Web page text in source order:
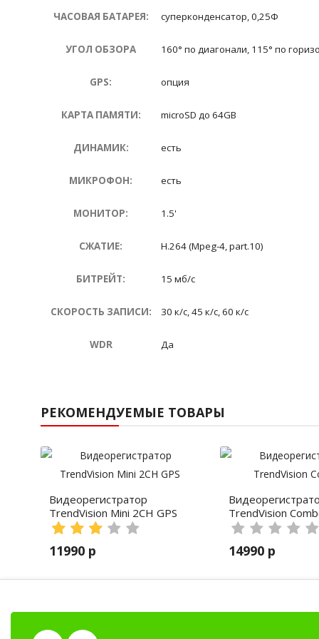
ЧАСОВАЯ БАТАРЕЯ: суперконденсатор, 0,25Ф
УГОЛ ОБЗОРА 160° по диагонали, 115° по
GPS: опция
КАРТА ПАМЯТИ: microSD до 64GB
ДИНАМИК: есть
МИКРОФОН: есть
МОНИТОР: 1.5'
СЖАТИЕ: H.264 (Mpeg-4, part.10)
БИТРЕЙТ: 15 мб/с
СКОРОСТЬ ЗАПИСИ: 30 к/с, 45 к/с, 60 к/с
WDR Да
РЕКОМЕНДУЕМЫЕ ТОВАРЫ
Видеорегистратор
TrendVision Mini 2CH GPS
11990 р
TrendVision
14990 р